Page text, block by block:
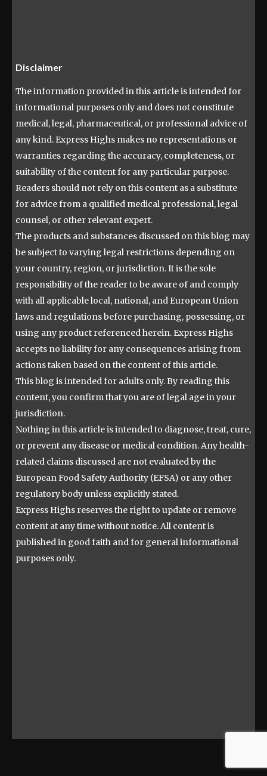
Disclaimer
The information provided in this article is intended for
informational purposes only and does not constitute
medical, legal, pharmaceutical, or professional advice of
any kind. Express Highs makes no representations or
warranties regarding the accuracy, completeness, or
suitability of the content for any particular purpose.
Readers should not rely on this content as a substitute
for advice from a qualified medical professional, legal
counsel, or other relevant expert.
The products and substances discussed on this blog may
be subject to varying legal restrictions depending on
your country, region, or jurisdiction. It is the sole
responsibility of the reader to be aware of and comply
with all applicable local, national, and European Union
laws and regulations before purchasing, possessing, or
using any product referenced herein. Express Highs
accepts no liability for any consequences arising from
actions taken based on the content of this article.
This blog is intended for adults only. By reading this
content, you confirm that you are of legal age in your
jurisdiction.
Nothing in this article is intended to diagnose, treat, cure,
or prevent any disease or medical condition. Any health-
related claims discussed are not evaluated by the
European Food Safety Authority (EFSA) or any other
regulatory body unless explicitly stated.
Express Highs reserves the right to update or remove
content at any time without notice. All content is
published in good faith and for general informational
purposes only.